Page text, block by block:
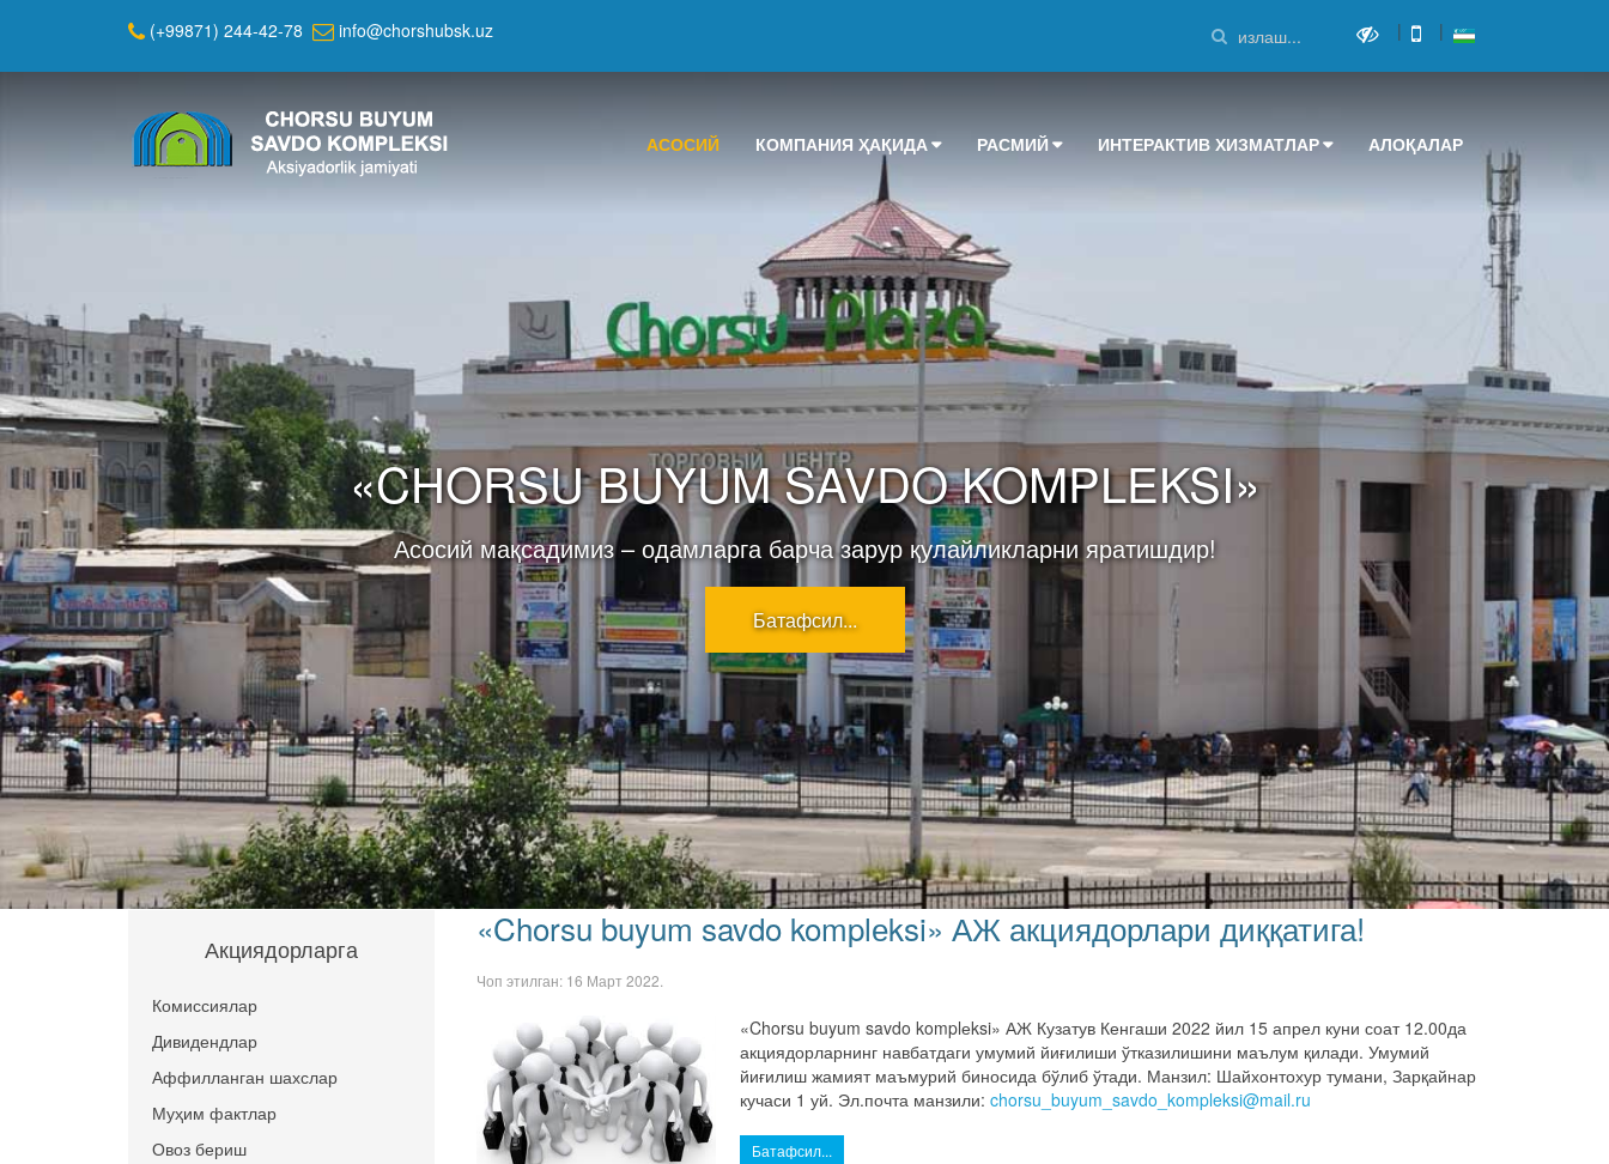
(+99871) 244-42-78 info@chorshubsk.uz | |
АСОСИЙ КОМПАНИЯ ҲАҚИДА РАСМИЙ ИНТЕРАКТИВ ХИЗМАТЛАР АЛОҚАЛАР
«CHORSU BUYUM SAVDO KOMPLEKSI»
Асосий мақсадимиз – одамларга барча зарур қулайликларни яратишдир!
Батафсил...
«Chorsu buyum savdo komplеksi» АЖ акциядорлари диққатига!
Чоп этилган: 16 Март 2022
«Chorsu buyum savdo komplеksi» АЖ Кузатув Кенгаши 2022 йил 15 апрел куни соат 12.00да
акциядорларнинг навбатдаги умумий йиғилиши ўтказилишини маълум қилади. Умумий
йиғилиш жамият маъмурий биносида бўлиб ўтади. Манзил: Шайхонтохур тумани, Зарқайнар
кучаси 1 уй. Эл.почта манзили:chorsu_buyum_savdo_kompleksi@mail.ru
Батафсил...
Акциядорларга
Комиссиялар
Дивидендлар
Аффилланган шахслар
Муҳим фактлар
Овоз бериш